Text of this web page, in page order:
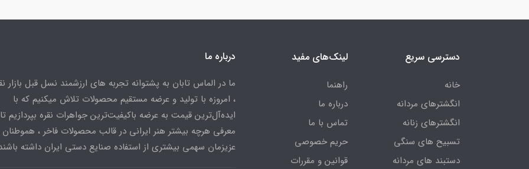
دسترسی سریع
خانه
انگشترهای مردانه
انگشترهای زنانه
تسبیح های سنگی
دستبند های مردانه
لینک‌های مفید
راهنما
درباره ما
تماس با ما
حریم خصوصی
قوانین و مقررات
درباره ما
ما در الماس تابان به پشتوانه تجربه های ارزشمند نسل قبل بازار
، امروزه با تولید و عرضه مستقیم محصولات تلاش میکنیم که با
ایده‌آل‌ترین قیمت به عرضه باکیفیت‌ترین جواهرات نقره بپردازیم تا
معرفی هرچه بیشتر هنر ایرانی در قالب محصولات فاخر ، هموطنان
عزیزمان سهمی بیشتری از استفاده صنایع دستی ایران داشته